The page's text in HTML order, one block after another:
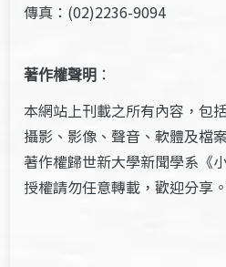
傳真：(02)2236-9094
著作權聲明 ：
本網站上刊載之所有內容，包
攝影、影像、聲音、軟體及檔
著作權歸世新大學新聞學系《
授權請勿任意轉載，歡迎分享。